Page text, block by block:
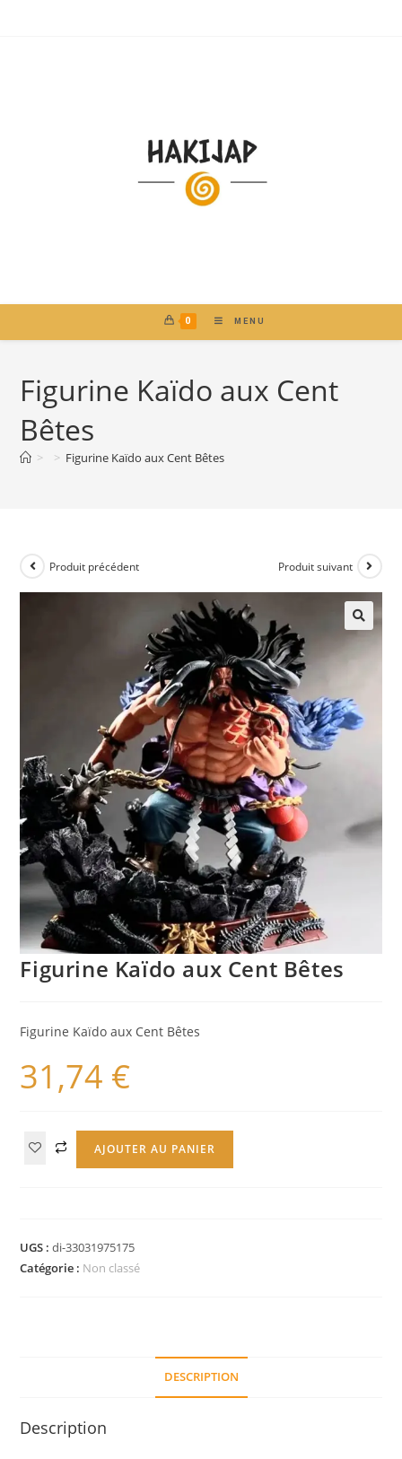
0 MENU
Figurine Kaïdo aux Cent
Bêtes
> > Figurine Kaïdo aux Cent Bêtes
Produit précédent Produit suivant
Figurine Kaïdo aux Cent Bêtes
Figurine Kaïdo aux Cent Bêtes
31,74 €
AJOUTER AU PANIER
UGS :di-33031975175
Catégorie : Non classé
DESCRIPTION
Description